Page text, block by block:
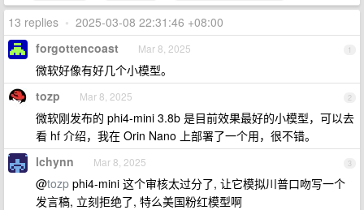
13 replies • 2025-03-08 22:31:46 +08:00
1
forgottencoast Mar 8, 2025
微软好像有好几个小模型。
2
tozp Mar 8, 2025
微软刚发布的 phi4-mini 3.8b 是目前效果最好的小模型，可以去
看 hf 介绍，我在 Orin Nano 上部署了一个用，很不错。
3
lchynn Mar 8, 2025
@tozp phi4-mini 这个审核太过分了, 让它模拟川普口吻写一个
发言稿, 立刻拒绝了, 特么美国粉红模型啊